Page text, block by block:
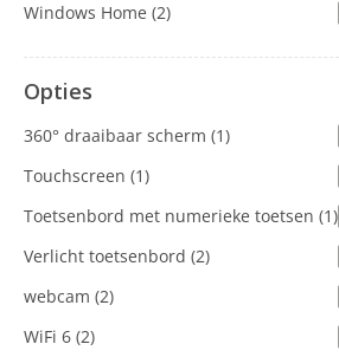
Windows Home (2)
Opties
360° draaibaar scherm (1)
Touchscreen (1)
Toetsenbord met numerieke toetsen (1)
Verlicht toetsenbord (2)
webcam (2)
WiFi 6 (2)